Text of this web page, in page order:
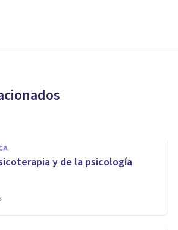
Freud
y de la psicología